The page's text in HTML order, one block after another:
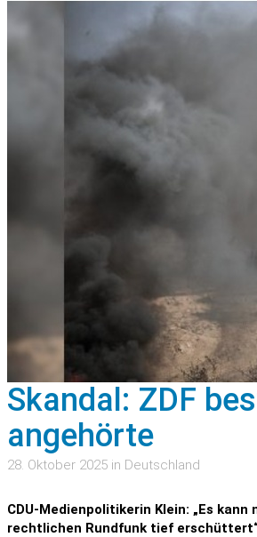
Skandal: ZDF
angehörte
28. Oktober 2025 in Deutschland
CDU-Medienpolitikerin Klein: „Es
rechtlichen Rundfunk tief